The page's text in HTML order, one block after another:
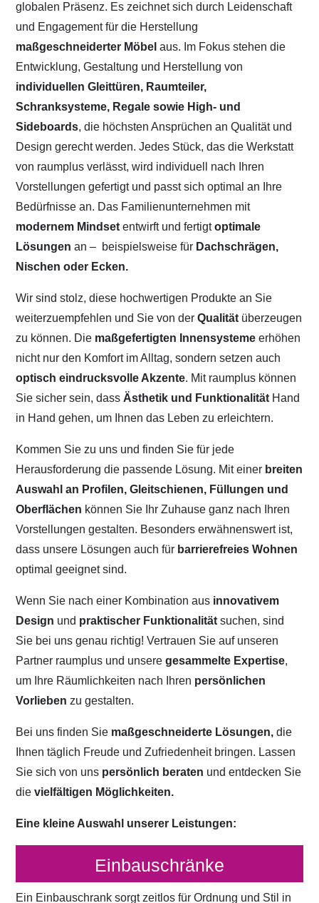
globalen Präsenz. Es zeichnet sich durch Leidenschaft
und Engagement für die Herstellung
maßgeschneiderter Möbelaus. Im Fokus stehen die
Entwicklung, Gestaltung und Herstellung von
individuellen Gleittüren, Raumteiler,
Schranksysteme, Regale sowie High- und
Sideboards, die höchsten Ansprüchen an Qualität und
Design gerecht werden. Jedes Stück, das die Werkstatt
von raumplus verlässt, wird individuell nach Ihren
Vorstellungen gefertigt und passt sich optimal an Ihre
Bedürfnisse an. Das Familienunternehmen mit
modernem Mindset entwirft und fertigtoptimale
Lösungen an – beispielsweise für Dachschrägen,
Nischen oder Ecken.
Wir sind stolz, diese hochwertigen Produkte an Sie
weiterzuempfehlen und Sie von derQualität überzeugen
zu können. Die maßgefertigten Innensystemeerhöhen
nicht nur den Komfort im Alltag, sondern setzen auch
optisch eindrucksvolle Akzente. Mit raumplus können
Sie sicher sein, dass Ästhetik und Funktionalität Hand
in Hand gehen, um Ihnen das Leben zu erleichtern.
Kommen Sie zu uns und finden Sie für jede
Herausforderung die passende Lösung. Mit einer breiten
Auswahl an Profilen, Gleitschienen, Füllungen und
Oberflächen können Sie Ihr Zuhause ganz nach Ihren
Vorstellungen gestalten. Besonders erwähnenswert ist,
dass unsere Lösungen auch für barrierefreies Wohnen
optimal geeignet sind.
Wenn Sie nach einer Kombination aus innovativem
Design und praktischer Funktionalitätsuchen, sind
Sie bei uns genau richtig! Vertrauen Sie auf unseren
Partner raumplus und unseregesammelte Expertise,
um Ihre Räumlichkeiten nach Ihren persönlichen
Vorliebenzu gestalten.
Bei uns finden Sie maßgeschneiderte Lösungen, die
Ihnen täglich Freude und Zufriedenheit bringen. Lassen
Sie sich von uns persönlich beraten und entdecken Sie
dievielfältigen Möglichkeiten.
Eine kleine Auswahl unserer Leistungen:
Einbauschränke
Ein Einbauschrank sorgt zeitlos für Ordnung und Stil in